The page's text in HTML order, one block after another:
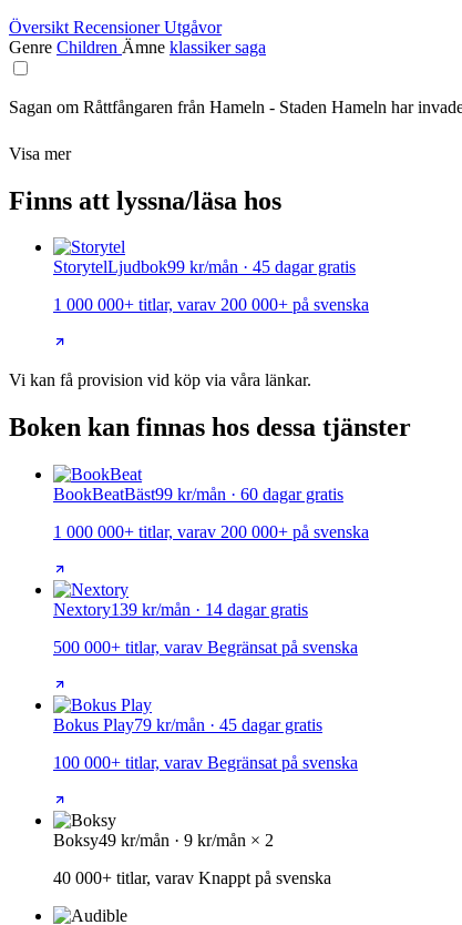
Översikt RecensionerUtgåvor
Genre Children Ämne klassikersaga
Sagan om Råttfångaren från Hameln - Staden Hameln har
Visa mer
Finns att lyssna/läsa hos
StorytelLjudbok99 kr/mån · 45 dagar gratis
1 000 000+ titlar, varav 200 000+ på svenska
Vi kan få provision vid köp via våra länkar.
Boken kan finnas hos dessa tjänster
BookBeatBäst99 kr/mån · 60 dagar gratis
1 000 000+ titlar, varav 200 000+ på svenska
Nextory139 kr/mån · 14 dagar gratis
500 000+ titlar, varav Begränsat på svenska
Bokus Play79 kr/mån · 45 dagar gratis
100 000+ titlar, varav Begränsat på svenska
Boksy49 kr/mån · 9 kr/mån × 2
40 000+ titlar, varav Knappt på svenska